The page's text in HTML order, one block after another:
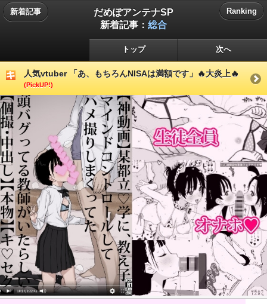
新着記事
だめぽアンテナSP
新着記事： 総合
Ranking
トップ 次へ
人気vtuber 「あ、もちろんNISAは満額です」🔥大炎上🔥
(PickUP!)